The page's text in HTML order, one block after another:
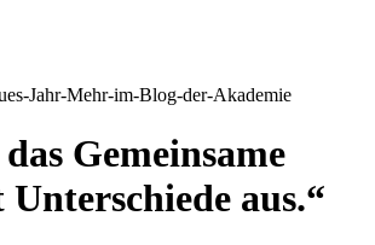
Gemeinsame
aus.“